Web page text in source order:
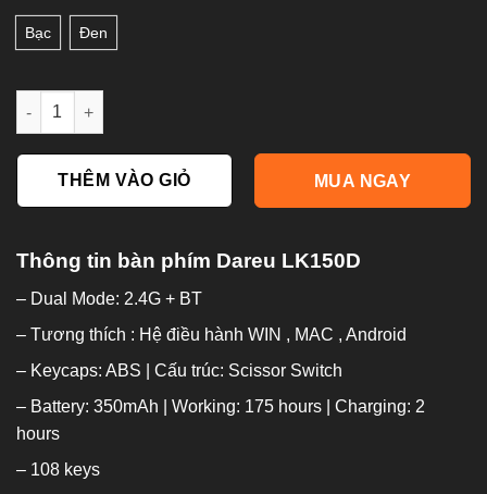
Bạc Đen
Bàn phím không dây Dareu LK150D số lượng
THÊM VÀO GIỎ MUA NGAY
Thông tin bàn phím Dareu LK150D
– Dual Mode: 2.4G + BT
– Tương thích : Hệ điều hành WIN , MAC , Android
– Keycaps: ABS | Cấu trúc: Scissor Switch
– Battery: 350mAh | Working: 175 hours | Charging: 2
hours
– 108 keys